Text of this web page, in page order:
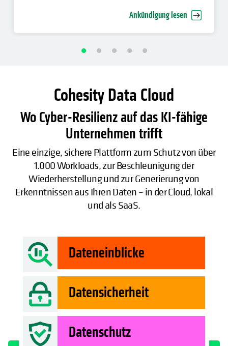
Ankündigung lesen
Cohesity Data Cloud
Wo Cyber-Resilienz auf das KI-fähige
Unternehmen trifft
Eine einzige, sichere Plattform zum Schutz von über
1.000 Workloads, zur Beschleunigung der
Wiederherstellung und zur Generierung von
Erkenntnissen aus Ihren Daten – in der Cloud, lokal
und als SaaS.
Dateneinblicke
Datensicherheit
Datenschutz